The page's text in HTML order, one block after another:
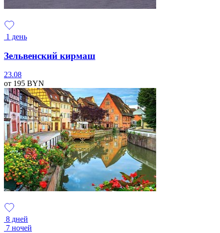
1 день
Зельвенский кирмаш
23.08
от 195 BYN
8 дней
7 ночей